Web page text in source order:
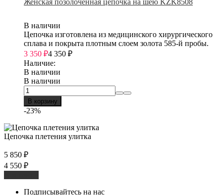
Женская позолоченная цепочка на шею KZK8508
В наличии
Цепочка изготовлена из медицинского хирургического
сплава и покрыта плотным слоем золота 585-й пробы.
3 350 ₽4 350 ₽
Наличие:
В наличии
В наличии
В корзину
-23%
Цепочка плетения улитка
5 850 ₽
4 550 ₽
Подписывайтесь на нас